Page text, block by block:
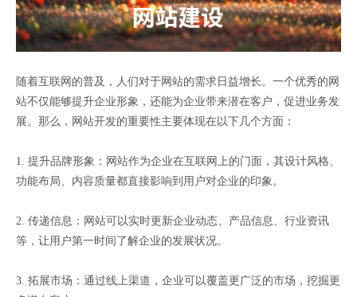
随着互联网的普及，人们对于网站的需求日益增长。一个优秀的网
站不仅能够提升企业形象，还能为企业带来潜在客户，促进业务发
展。那么，网站开发的重要性主要体现在以下几个方面：
1. 提升品牌形象：网站作为企业在互联网上的门面，其设计风格、
功能布局、内容质量都直接影响到用户对企业的印象。
2. 传递信息：网站可以实时更新企业动态、产品信息、行业资讯
等，让用户第一时间了解企业的发展状况。
3. 拓展市场：通过线上渠道，企业可以覆盖更广泛的市场，挖掘更